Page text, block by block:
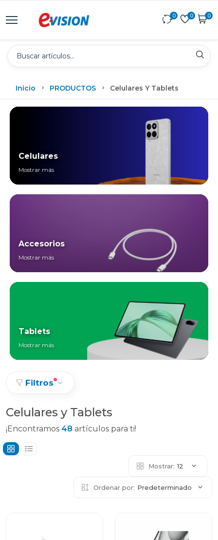
0 0 0
Inicio PRODUCTOS Celulares Y Tablets
Celulares
Mostrar más
Accesorios
Mostrar más
Tablets
Mostrar más
Filtros
Celulares y Tablets
¡Encontramos 48 artículos para ti!
Mostrar: 12
Ordenar por: Predeterminado